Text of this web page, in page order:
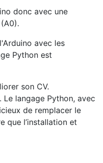
donc avec une
avec les
Python est
son CV.
langage Python, avec
de remplacer le
que l’installation et